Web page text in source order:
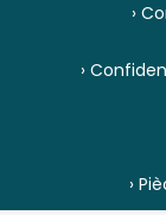
›
›
›